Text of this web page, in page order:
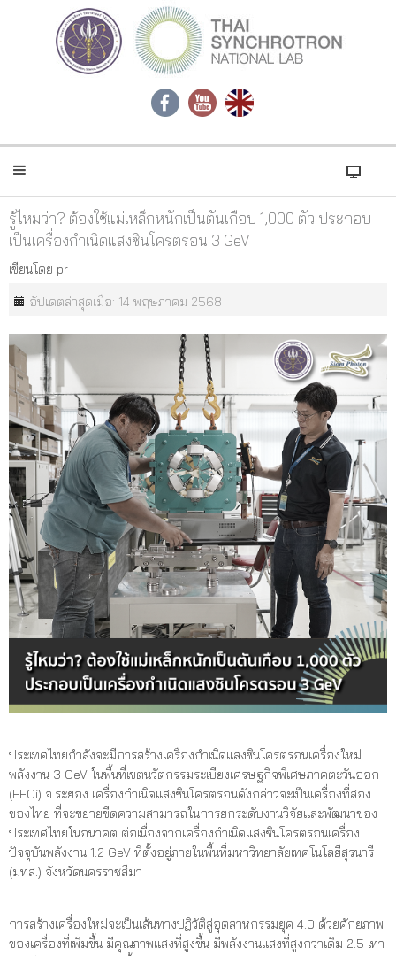
รู้ไหมว่า? ต้องใช้แม่เหล็กหนักเป็นตันเกือบ 1,000 ตัว ประกอบ
เป็นเครื่องกำเนิดแสงซินโครตรอน 3 GeV
เขียนโดย pr
อัปเดตล่าสุดเมื่อ: 14 พฤษภาคม 2568
ประเทศไทยกำลังจะมีการสร้างเครื่องกำเนิดแสงซินโครตรอนเครื่องใหม่
พลังงาน 3 GeV ในพื้นที่เขตนวัตกรรมระเบียงเศรษฐกิจพิเศษภาคตะวันออก
(EECi) จ.ระยอง เครื่องกำเนิดแสงซินโครตรอนดังกล่าวจะเป็นเครื่องที่สอง
ของไทย ที่จะขยายขีดความสามารถในการยกระดับงานวิจัยและพัฒนาของ
ประเทศไทยในอนาคต ต่อเนื่องจากเครื่องกำเนิดแสงซินโครตรอนเครื่อง
ปัจจุบันพลังงาน 1.2 GeV ที่ตั้งอยู่ภายในพื้นที่มหาวิทยาลัยเทคโนโลยีสุรนารี
(มทส.) จังหวัดนครราชสีมา
การสร้างเครื่องใหม่จะเป็นเส้นทางปฏิวัติสู่อุตสาหกรรมยุค 4.0 ด้วยศักยภาพ
ของเครื่องที่เพิ่มขึ้น มีคุณภาพแสงที่สูงขึ้น มีพลังงานแสงที่สูงกว่าเดิม 2.5 เท่า